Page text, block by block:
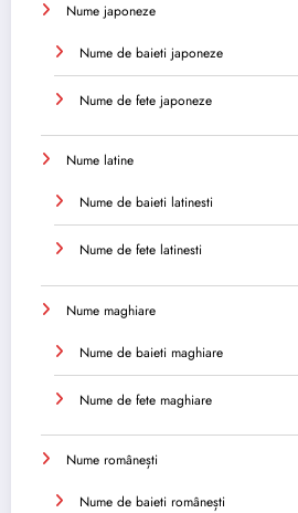
Nume japoneze
Nume de baieti japoneze
Nume de fete japoneze
Nume latine
Nume de baieti latinesti
Nume de fete latinesti
Nume maghiare
Nume de baieti maghiare
Nume de fete maghiare
Nume românești
Nume de baieti românești